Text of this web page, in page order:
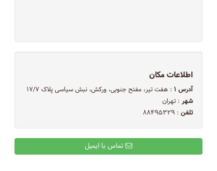
اطلاعات مکان
آدرس ۱
: هفت تیر، مفتح جنوبی، ورکش، نبش سیاسی پلاک ۱۷/۷
شهر : تهران
تلفن : ۸۸۴۹۵۳۲۹